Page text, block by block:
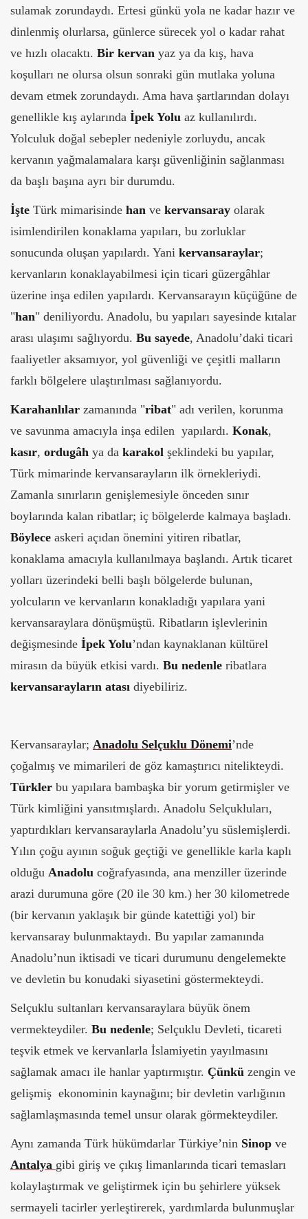
sulamak zorundaydı. Ertesi günkü yola ne kadar hazır ve
dinlenmiş olurlarsa, günlerce sürecek yol o kadar rahat
ve hızlı olacaktı. Bir kervan yaz ya da kış, hava
koşulları ne olursa olsun sonraki gün mutlaka yoluna
devam etmek zorundaydı. Ama hava şartlarından dolayı
genellikle kış aylarında İpek Yolu az kullanılırdı.
Yolculuk doğal sebepler nedeniyle zorluydu, ancak
kervanın yağmalamalara karşı güvenliğinin sağlanması
da başlı başına ayrı bir durumdu.
İşte Türk mimarisinde han ve kervansaray olarak
isimlendirilen konaklama yapıları, bu zorluklar
sonucunda oluşan yapılardı. Yani kervansaraylar;
kervanların konaklayabilmesi için ticari güzergâhlar
üzerine inşa edilen yapılardı. Kervansarayın küçüğüne de
"han" deniliyordu. Anadolu, bu yapıları sayesinde kıtalar
arası ulaşımı sağlıyordu. Bu sayede, Anadolu’daki ticari
faaliyetler aksamıyor, yol güvenliği ve çeşitli malların
farklı bölgelere ulaştırılması sağlanıyordu.
Karahanlılar zamanında "ribat" adı verilen, korunma
ve savunma amacıyla inşa edilen yapılardı. Konak,
kasır, ordugâh ya da karakol şeklindeki bu yapılar,
Türk mimarinde kervansarayların ilk örnekleriydi.
Zamanla sınırların genişlemesiyle önceden sınır
boylarında kalan ribatlar; iç bölgelerde kalmaya başladı.
Böylece askeri açıdan önemini yitiren ribatlar,
konaklama amacıyla kullanılmaya başlandı. Artık ticaret
yolları üzerindeki belli başlı bölgelerde bulunan,
yolcuların ve kervanların konakladığı yapılara yani
kervansaraylara dönüşmüştü. Ribatların işlevlerinin
değişmesinde İpek Yolu’ndan kaynaklanan kültürel
mirasın da büyük etkisi vardı. Bu nedenle ribatlara
kervansarayların atası diyebiliriz.
Kervansaraylar; Anadolu Selçuklu Dönemi’nde
çoğalmış ve mimarileri de göz kamaştırıcı nitelikteydi.
Türkler bu yapılara bambaşka bir yorum getirmişler ve
Türk kimliğini yansıtmışlardı. Anadolu Selçukluları,
yaptırdıkları kervansaraylarla Anadolu’yu süslemişlerdi.
Yılın çoğu ayının soğuk geçtiği ve genellikle karla kaplı
olduğu Anadolu coğrafyasında, ana menziller üzerinde
arazi durumuna göre (20 ile 30 km.) her 30 kilometrede
(bir kervanın yaklaşık bir günde katettiği yol) bir
kervansaray bulunmaktaydı. Bu yapılar zamanında
Anadolu’nun iktisadi ve ticari durumunu dengelemekte
ve devletin bu konudaki siyasetini göstermekteydi.
Selçuklu sultanları kervansaraylara büyük önem
vermekteydiler. Bu nedenle; Selçuklu Devleti, ticareti
teşvik etmek ve kervanlarla İslamiyetin yayılmasını
sağlamak amacı ile hanlar yaptırmıştır. Çünkü zengin ve
gelişmiş ekonominin kaynağını; bir devletin varlığının
sağlamlaşmasında temel unsur olarak görmekteydiler.
Aynı zamanda Türk hükümdarlar Türkiye’nin Sinop ve
Antalya gibi giriş ve çıkış limanlarında ticari temasları
kolaylaştırmak ve geliştirmek için bu şehirlere yüksek
sermayeli tacirler yerleştirerek, yardımlarda bulunmuşlar